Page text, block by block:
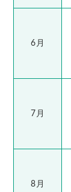
6月
7月
8月